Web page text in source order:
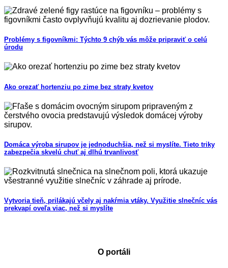
Problémy s figovníkmi: Týchto 9 chýb vás môže pripraviť o celú
úrodu
Ako orezať hortenziu po zime bez straty kvetov
Domáca výroba sirupov je jednoduchšia, než si myslíte. Tieto triky
zabezpečia skvelú chuť aj dlhú trvanlivosť
Vytvoria tieň, prilákajú včely aj nakŕmia vtáky. Využitie slnečníc vás
prekvapí oveľa viac, než si myslíte
O portáli